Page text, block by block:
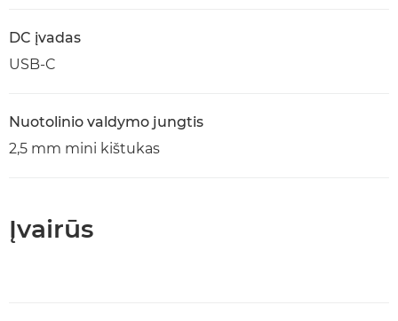
DC įvadas
USB-C
Nuotolinio valdymo jungtis
2,5 mm mini kištukas
Įvairūs